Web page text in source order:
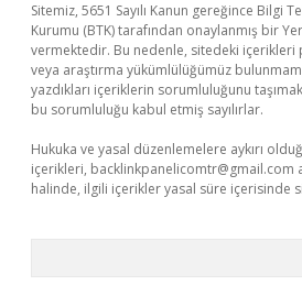
Sitemiz, 5651 Sayılı Kanun gereğince Bilgi
Kurumu (BTK) tarafından onaylanmış bir
vermektedir. Bu nedenle, sitedeki
veya araştırma yükümlülüğümüz
yazdıkları içeriklerin sorumluluğunu
bu sorumluluğu kabul etmiş sayılırlar.
Hukuka ve yasal düzenlemelere aykırı
içerikleri, backlinkpanelicomtr@gmail.com
halinde, ilgili içerikler yasal süre içerisinde